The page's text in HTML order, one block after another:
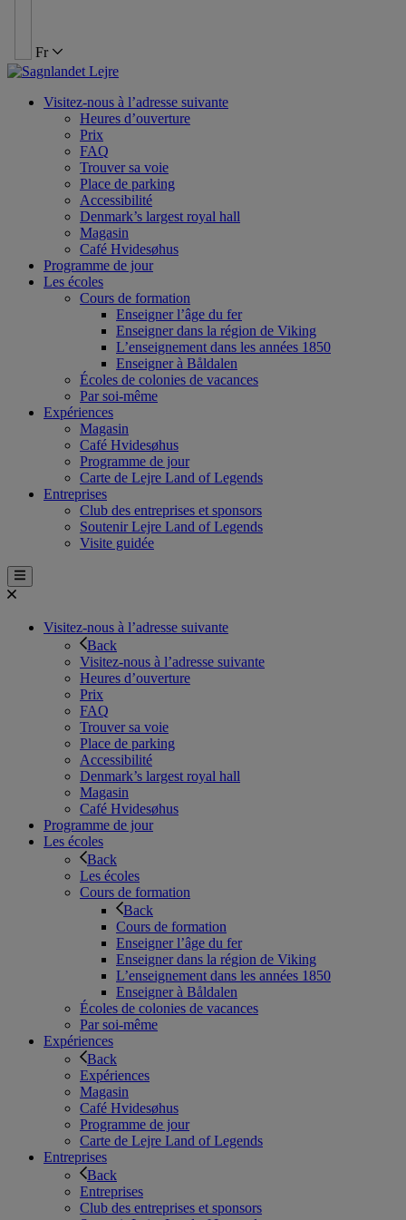
Fr
Visitez-nous à l’adresse suivante
Heures d’ouverture
Prix
FAQ
Trouver sa voie
Place de parking
Accessibilité
Denmark’s largest royal hall
Magasin
Café Hvidesøhus
Programme de jour
Les écoles
Cours de formation
Enseigner l’âge du fer
Enseigner dans la région de Viking
L’enseignement dans les années 1850
Enseigner à Båldalen
Écoles de colonies de vacances
Par soi-même
Expériences
Magasin
Café Hvidesøhus
Programme de jour
Carte de Lejre Land of Legends
Entreprises
Club des entreprises et sponsors
Soutenir Lejre Land of Legends
Visite guidée
Visitez-nous à l’adresse suivante
Back
Visitez-nous à l’adresse suivante
Heures d’ouverture
Prix
FAQ
Trouver sa voie
Place de parking
Accessibilité
Denmark’s largest royal hall
Magasin
Café Hvidesøhus
Programme de jour
Les écoles
Back
Les écoles
Cours de formation
Back
Cours de formation
Enseigner l’âge du fer
Enseigner dans la région de Viking
L’enseignement dans les années 1850
Enseigner à Båldalen
Écoles de colonies de vacances
Par soi-même
Expériences
Back
Expériences
Magasin
Café Hvidesøhus
Programme de jour
Carte de Lejre Land of Legends
Entreprises
Back
Entreprises
Club des entreprises et sponsors